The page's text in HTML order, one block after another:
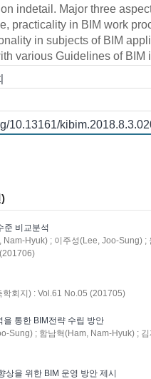
indetail. Major three
practicality in BIM work
in subjects of BIM
various Guidelines of BIM
10.13161/
준 비교분석
Hyuk) ; 이주성(Lee, Joo-Sung)
회지) : Vol.61 No.05 (201705)
통한 BIM전략 수립 방안
Sung) ; 함남혁(Ham, Nam-Hyuk) ;
을 위한 BIM 운영 방안 제시